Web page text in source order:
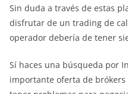
Sin duda a través de estas
disfrutar de un trading de
operador debería de tener
Sí haces una búsqueda por
importante oferta de brókers